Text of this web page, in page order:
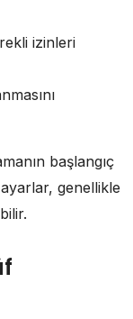
izinleri
başlangıç
ayarlar, genellikle